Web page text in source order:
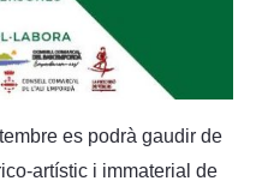
es podrà gaudir de
artístic i immaterial de